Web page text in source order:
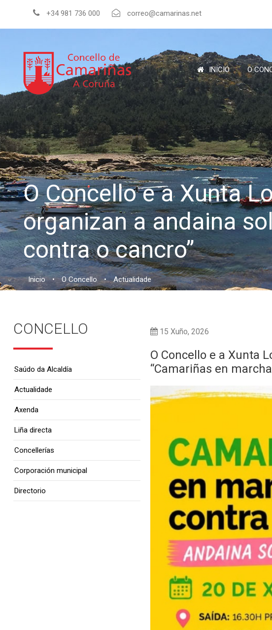
+34 981 736 000 correo@camarinas.net
INICIO O
O Concello e a Xunta
organizan a andaina
contra o cancro”
Inicio • O Concello • Actualidade
15 Xuño, 2026
O Concello e a Xunta
“Camariñas en
CONCELLO
Saúdo da Alcaldía
Actualidade
Axenda
Liña directa
Concellerías
Corporación municipal
Directorio